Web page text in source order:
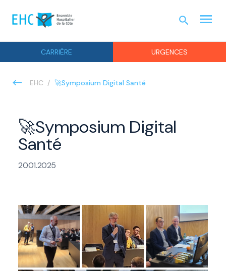
CARRIÈRE URGENCES
search menu
EHC 🚀Symposium Digital Santé
🚀Symposium Digital
Santé
20.01.2025